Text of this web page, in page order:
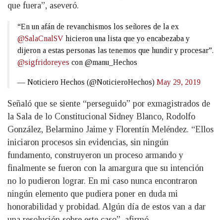
que fuera”, aseveró.
“En un afán de revanchismos los señores de la ex
@SalaCnalSV hicieron una lista que yo encabezaba y
dijeron a estas personas las tenemos que hundir y procesar”.
@sigfridoreyes con @manu_Hechos
— Noticiero Hechos (@NoticieroHechos) May 29, 2019
Señaló que se siente “perseguido” por exmagistrados de
la Sala de lo Constitucional Sidney Blanco, Rodolfo
González, Belarmino Jaime y Florentín Meléndez. “Ellos
iniciaron procesos sin evidencias, sin ningún
fundamento, construyeron un proceso armando y
finalmente se fueron con la amargura que su intención
no lo pudieron lograr. En mi caso nunca encontraron
ningún elemento que pudiera poner en duda mi
honorabilidad y probidad. Algún día de estos van a dar